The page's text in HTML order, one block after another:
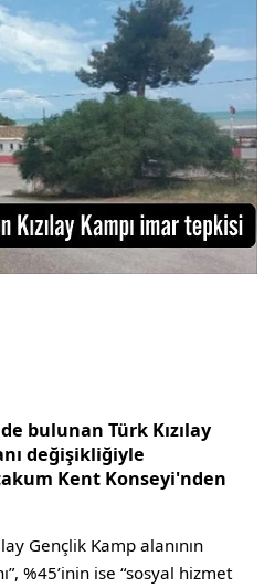
bulunan Türk Kızılay
değişikliğiyle
Kent Konseyi'nden
Gençlik Kamp alanının
%45’inin ise “sosyal hizmet